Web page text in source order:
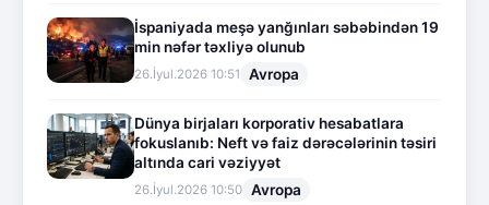
İspaniyada meşə yanğınları səbəbindən 19
min nəfər təxliyə olunub
26.İyul.2026 10:51 Avropa
Dünya birjaları korporativ hesabatlara
fokuslanıb: Neft və faiz dərəcələrinin təsiri
altında cari vəziyyət
26.İyul.2026 10:50 Avropa